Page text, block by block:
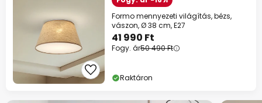
Formo mennyezeti világítás, bézs,
vászon, Ø 38 cm, E27
41 990 Ft
Fogy. ár50 490 Ft
Raktáron